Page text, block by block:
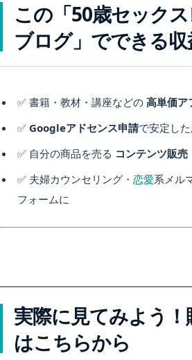
この「50歳セック
ブログ」でできる
✅ 書籍・教材・講座などの 高単価ア
✅ Googleアドセンス申請で安定し
✅ 自分の商品を売る コンテンツ販売
✅ 夫婦カウンセリング・ 恋愛系メル
フォームに
実際に見てみよう
はこちらから